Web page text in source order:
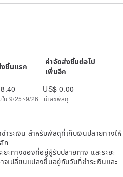
ชิ้นแรก
ค่าจัดส่งชิ้นต่อไป
เพิ่มอีก
US$ 0.00
ใน 9/25~9/26 | มีเลขพัสดุ
ระเงิน สำหรับพัสดุที่เก็บเงินปลายทางให้
ก
ะทางของที่อยู่ผู้รับปลายทาง และระยะ
เปลี่ยนแปลงขึ้นอยู่กับวันที่ชำระเงินและ